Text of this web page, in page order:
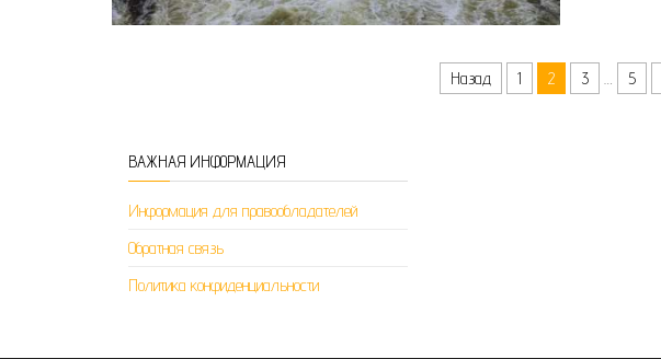
Назад 1 2 3 … 5
ВАЖНАЯ ИНФОРМАЦИЯ
Информация для правообладателей
Обратная связь
Политика конфиденциальности